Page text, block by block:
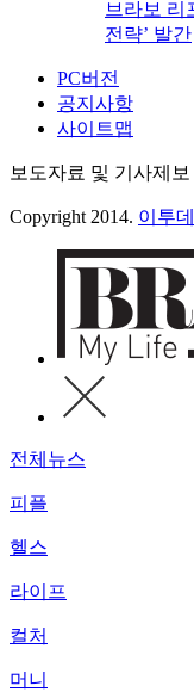
브라보 리
전략’ 발간
PC버전
공지사항
사이트맵
보도자료 및 기사제보
Copyright 2014. 이투
전체뉴스
피플
헬스
라이프
컬처
머니